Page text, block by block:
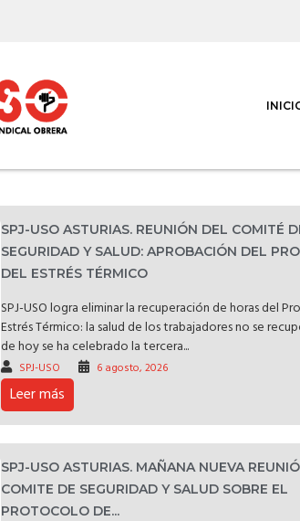
SPJ-USO ASTURIAS. REUNIÓN DEL COMITÉ
SEGURIDAD Y SALUD: APROBACIÓN DEL
DEL ESTRÉS TÉRMICO
SPJ-USO logra eliminar la recuperación de horas del
Estrés Térmico: la salud de los trabajadores no se
de hoy se ha celebrado la tercera...
SPJ-USO 6 agosto, 2026
Leer más
SPJ-USO ASTURIAS. MAÑANA NUEVA
COMITE DE SEGURIDAD Y SALUD SOBRE EL
PROTOCOLO DE...